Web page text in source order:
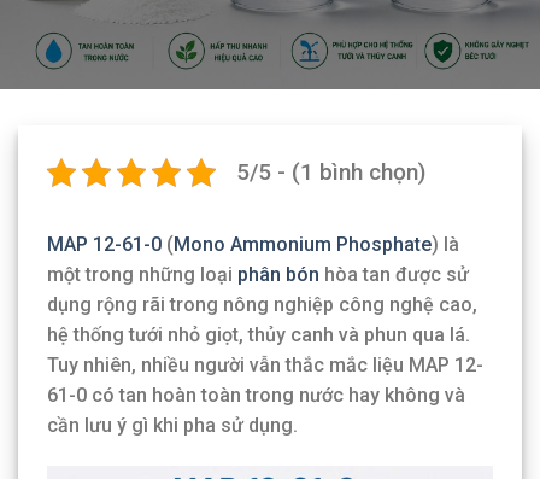
5/5 - (1 bình chọn)
MAP 12-61-0 (Mono Ammonium Phosphate) là
một trong những loại phân bón hòa tan được sử
dụng rộng rãi trong nông nghiệp công nghệ cao,
hệ thống tưới nhỏ giọt, thủy canh và phun qua lá.
Tuy nhiên, nhiều người vẫn thắc mắc liệu MAP 12-
61-0 có tan hoàn toàn trong nước hay không và
cần lưu ý gì khi pha sử dụng.